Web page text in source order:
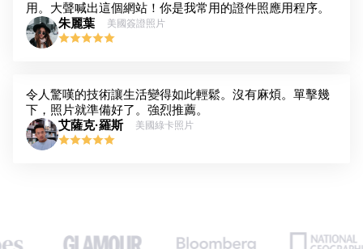
用。大聲喊出這個網站！你是我常用的證件照應用程序。
朱麗葉
美國簽證照片
令人驚嘆的技術讓生活變得如此輕鬆。沒有麻煩。單擊幾
下，照片就準備好了。強烈推薦。
艾薩克·羅斯
美國綠卡照片